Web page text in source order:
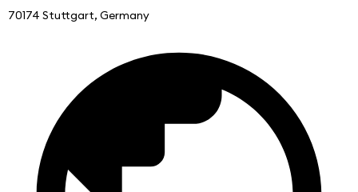
70174 Stuttgart, Germany